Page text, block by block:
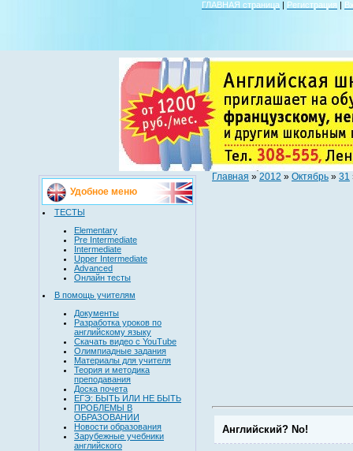
ГЛАВНАЯ страница | Регистрация |
Удобное меню
ТЕСТЫ
Elementary
Pre Intermediate
Intermediate
Upper Intermediate
Advanced
Онлайн тесты
В помощь учителям
Документы
Разработка уроков по
английскому языку
Скачать видео с YouTube
Олимпиадные задания
Материалы для учителя
Теория и методика
преподавания
Доска почета
ЕГЭ: БЫТЬ ИЛИ НЕ БЫТЬ
ПРОБЛЕМЫ В
ОБРАЗОВАНИИ
Новости образования
Зарубежные учебники
английского
Главная » 2012 » Октябрь » 31
Английский? No!